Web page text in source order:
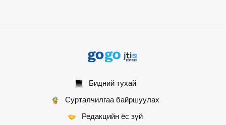
Бидний тухай
Сурталчилгаа байршуулах
Редакцийн ёс зүй